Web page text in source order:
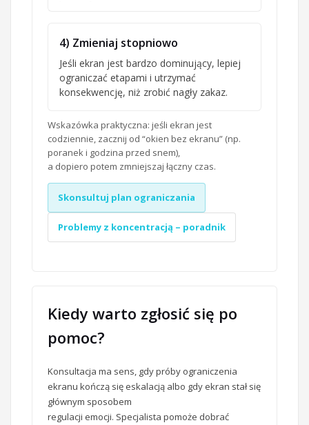
4) Zmieniaj stopniowo
Jeśli ekran jest bardzo dominujący, lepiej
ograniczać etapami i utrzymać
konsekwencję, niż zrobić nagły zakaz.
Wskazówka praktyczna: jeśli ekran jest
codziennie, zacznij od “okien bez ekranu” (np.
poranek i godzina przed snem),
a dopiero potem zmniejszaj łączny czas.
Skonsultuj plan ograniczania
Problemy z koncentracją – poradnik
Kiedy warto zgłosić się po
pomoc?
Konsultacja ma sens, gdy próby ograniczenia
ekranu kończą się eskalacją albo gdy ekran stał się
głównym sposobem
regulacji emocji. Specjalista pomoże dobrać